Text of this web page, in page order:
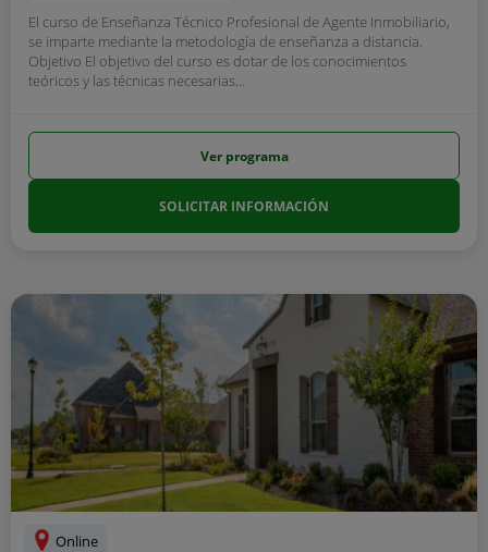
El curso de Enseñanza Técnico Profesional de Agente Inmobiliario,
se imparte mediante la metodología de enseñanza a distancia.
Objetivo El objetivo del curso es dotar de los conocimientos
teóricos y las técnicas necesarias...
Ver programa
SOLICITAR INFORMACIÓN
Online